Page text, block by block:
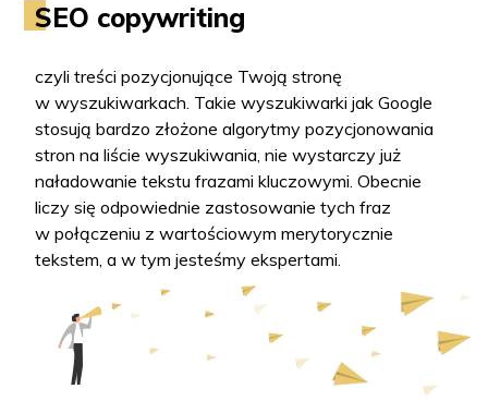
SEO copywriting
czyli treści pozycjonujące Twoją stronę
w wyszukiwarkach. Takie wyszukiwarki jak Google
stosują bardzo złożone algorytmy pozycjonowania
stron na liście wyszukiwania, nie wystarczy już
naładowanie tekstu frazami kluczowymi. Obecnie
liczy się odpowiednie zastosowanie tych fraz
w połączeniu z wartościowym merytorycznie
tekstem, a w tym jesteśmy ekspertami.